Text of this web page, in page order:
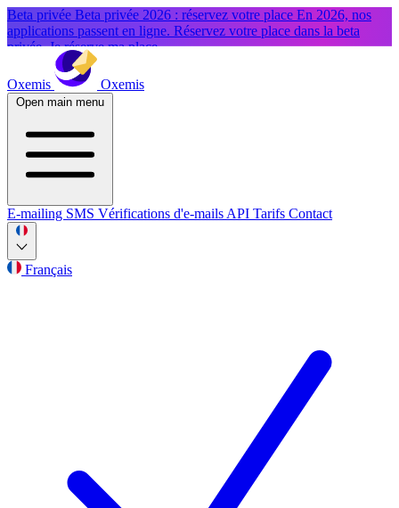
Beta privée Beta privée 2026 : réservez votre place En 2026, nos
applications passent en ligne. Réservez votre place dans la beta
privée. Je réserve ma place
Oxemis Oxemis
Open main menu
E-mailing SMS Vérifications d'e-mails API Tarifs Contact
Français